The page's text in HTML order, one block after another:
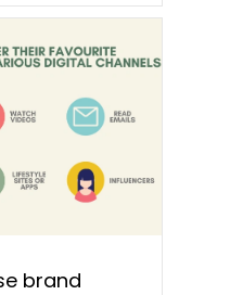
brand